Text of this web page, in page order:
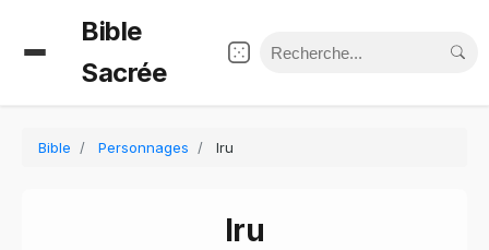
Bible
Sacrée
Bible Personnages Iru
Iru